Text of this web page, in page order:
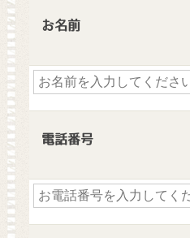
お名前
電話番号